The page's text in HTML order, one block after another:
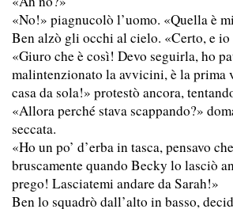
«No!» piagnucolò l’uomo. «Quella è
Ben alzò gli occhi al cielo. «Certo, e
«Giuro che è così! Devo seguirla, ho
malintenzionato la avvicini, è la prima
casa da sola!» protestò ancora,
«Allora perché stava scappando?»
seccata.
«Ho un po’ d’erba in tasca, pensavo
bruscamente quando Becky lo lasciò
prego! Lasciatemi andare da Sarah!»
Ben lo squadrò dall’alto in basso,